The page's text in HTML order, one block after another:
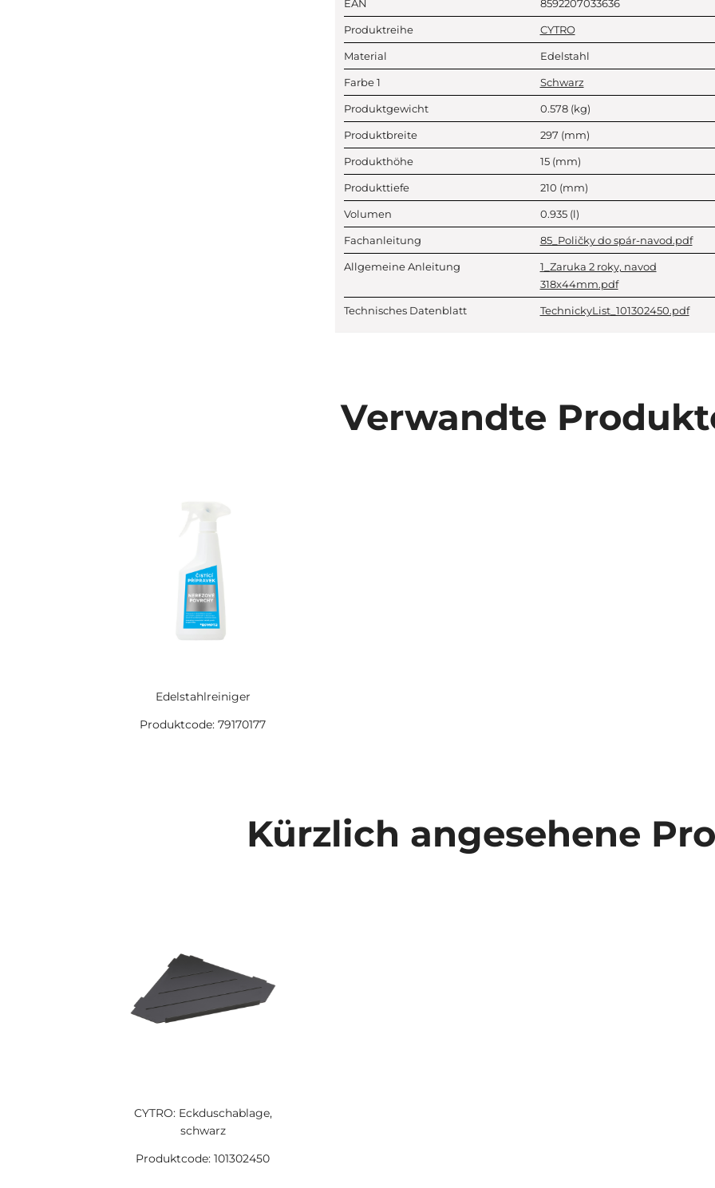
EAN 8592207033636
Produktreihe CYTRO
Material Edelstahl
Farbe 1 Schwarz
Produktgewicht 0.578 (kg)
Produktbreite 297 (mm)
Produkthöhe 15 (mm)
Produkttiefe 210 (mm)
Volumen 0.935 (l)
Fachanleitung 85_Poličky do spár-navod.pdf
Allgemeine Anleitung
1_Zaruka 2 roky, navod
318x44mm.pdf
Technisches Datenblatt TechnickyList_101302450.pdf
Verwandte
Edelstahlreiniger
Produktcode: 79170177
Kürzlich angesehene
CYTRO: Eckduschablage,
schwarz
Produktcode: 101302450